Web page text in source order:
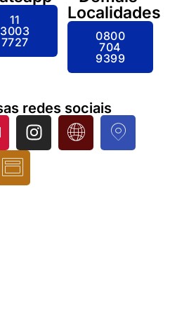
11
3003
7727
Localidades
0800
704
9399
redes sociais